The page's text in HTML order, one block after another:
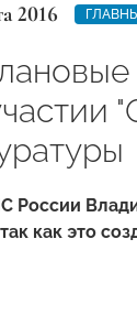
2016
России
как это